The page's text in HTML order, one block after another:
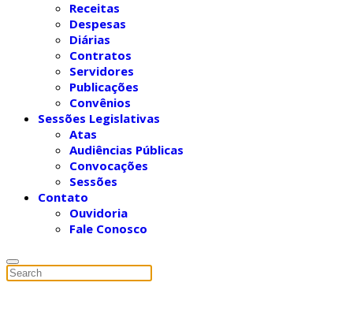
Receitas
Despesas
Diárias
Contratos
Servidores
Publicações
Convênios
Sessões Legislativas
Atas
Audiências Públicas
Convocações
Sessões
Contato
Ouvidoria
Fale Conosco